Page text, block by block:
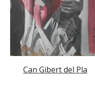
Can Gibert del Pla